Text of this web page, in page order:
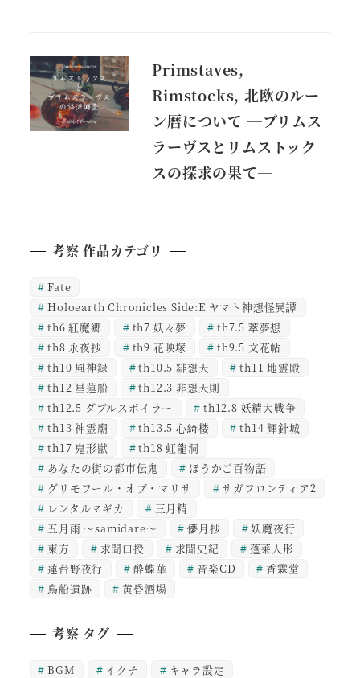
Primstaves,
Rimstocks, 北欧のルー
ン暦について ―ブリムス
ラーヴスとリムストック
スの探求の果て―
考察 作品カテゴリ
Fate
Holoearth Chronicles Side:E ヤマト神想怪異譚
th6 紅魔郷
th7 妖々夢
th7.5 萃夢想
th8 永夜抄
th9 花映塚
th9.5 文花帖
th10 風神録
th10.5 緋想天
th11 地霊殿
th12 星蓮船
th12.3 非想天則
th12.5 ダブルスポイラー
th12.8 妖精大戦争
th13 神霊廟
th13.5 心綺楼
th14 輝針城
th17 鬼形獣
th18 虹龍洞
あなたの街の都市伝鬼
ほうかご百物語
グリモワール・オブ・マリサ
サガフロンティア2
レンタルマギカ
三月精
五月雨 ～samidare～
儚月抄
妖魔夜行
東方
求聞口授 求聞史紀
蓬莱人形
蓮台野夜行
酔蝶華 音楽CD
香霖堂
鳥船遺跡
黄昏酒場
考察 タグ
BGM イクチ
キャラ設定